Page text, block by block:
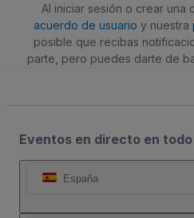
Al iniciar sesión o crear una
acuerdo de usuario y nuestra
posible que recibas
parte, pero puedes darte de
Eventos en directo en
España